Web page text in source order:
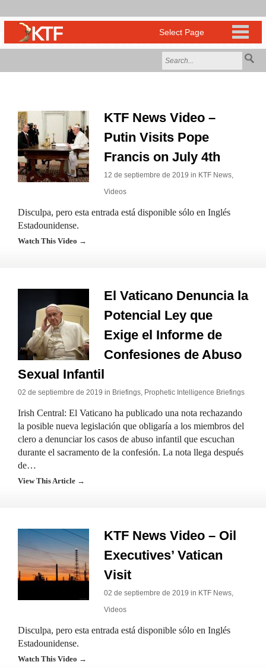
KTF News Video –
Putin Visits Pope
Francis on July 4th
12 de septiembre de 2019 in KTF News,
Videos
Disculpa, pero esta entrada está disponible sólo en Inglés
Estadounidense.
Watch This Video →
El Vaticano Denuncia la
Potencial Ley que
Exige el Informe de
Confesiones de Abuso
Sexual Infantil
02 de septiembre de 2019 in Briefings, Prophetic Intelligence Briefings
Irish Central: El Vaticano ha publicado una nota rechazando
la posible nueva legislación que obligaría a los miembros del
clero a denunciar los casos de abuso infantil que escuchan
durante el sacramento de la confesión. La nota llega después
de…
View This Article →
KTF News Video – Oil
Executives’ Vatican
Visit
02 de septiembre de 2019 in KTF News,
Videos
Disculpa, pero esta entrada está disponible sólo en Inglés
Estadounidense.
Watch This Video →